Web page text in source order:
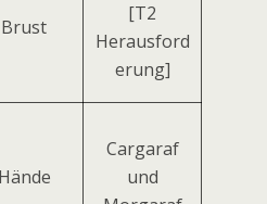
Brust
[T2
Herausford
erung]
Hände
Cargaraf
und